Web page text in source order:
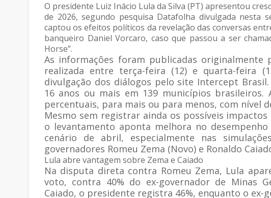
O presidente Luiz Inácio Lula da Silva (PT) apresentou
de 2026, segundo pesquisa Datafolha divulgada nesta
captou os efeitos políticos da revelação das conversas
banqueiro Daniel Vorcaro, caso que passou a ser
Horse”.
As informações foram publicadas originalmente
realizada entre terça-feira (12) e quarta-feira
divulgação dos diálogos pelo site Intercept
16 anos ou mais em 139 municípios
percentuais, para mais ou para menos, com nível
Mesmo sem registrar ainda os possíveis
o levantamento aponta melhora no
cenário de abril, especialmente nas
governadores Romeu Zema (Novo) e Ronaldo
Lula abre vantagem sobre Zema e Caiado
Na disputa direta contra Romeu Zema, Lula
voto, contra 40% do ex-governador de Minas
Caiado, o presidente registra 46%, enquanto o ex-